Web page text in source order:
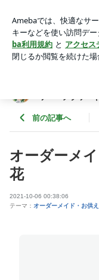
戸のプリザーブドフ
アプリをダウンロー
ょう。
ワー・フラワー
前の記事へ
オーダーメ
花
2021-10-06 00:38:06
テーマ： オーダーメイド・お供